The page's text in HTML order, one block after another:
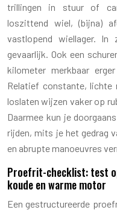
trillingen in stuur of
loszittend wiel, (bijna)
vastlopend wiellager. In
gevaarlijk. Ook een
kilometer merkbaar
Relatief constante, lichte
loslaten wijzen vaker op
Daarmee kun je
rijden, mits je het gedrag
en abrupte manoeuvres
Proefrit-checklist: test
koude en warme motor
Een gestructureerde